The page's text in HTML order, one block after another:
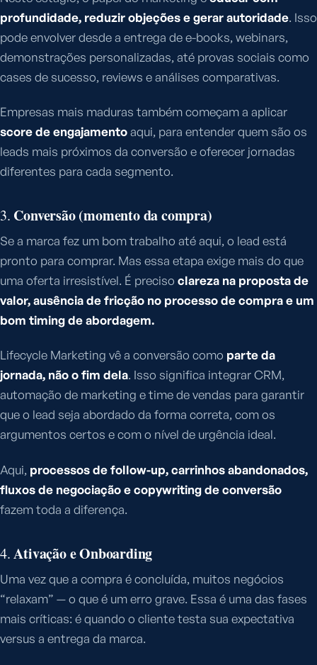
profundidade, reduzir objeções e gerar autoridade. Isso
pode envolver desde a entrega de e-books, webinars,
demonstrações personalizadas, até provas sociais como
cases de sucesso, reviews e análises comparativas.
Empresas mais maduras também começam a aplicar
score de engajamentoaqui, para entender quem são os
leads mais próximos da conversão e oferecer jornadas
diferentes para cada segmento.
3. Conversão (momento da compra)
Se a marca fez um bom trabalho até aqui, o lead está
pronto para comprar. Mas essa etapa exige mais do que
uma oferta irresistível. É preciso clareza na proposta de
valor, ausência de fricção no processo de compra e um
bom timing de abordagem.
Lifecycle Marketing vê a conversão como parte da
jornada, não o fim dela. Isso significa integrar CRM,
automação de marketing e time de vendas para garantir
que o lead seja abordado da forma correta, com os
argumentos certos e com o nível de urgência ideal.
Aqui, processos de follow-up, carrinhos abandonados,
fluxos de negociação e copywriting de conversão
fazem toda a diferença.
4.Ativação e Onboarding
Uma vez que a compra é concluída, muitos negócios
“relaxam” — o que é um erro grave. Essa é uma das fases
mais críticas: é quando o cliente testa sua expectativa
versus a entrega da marca.